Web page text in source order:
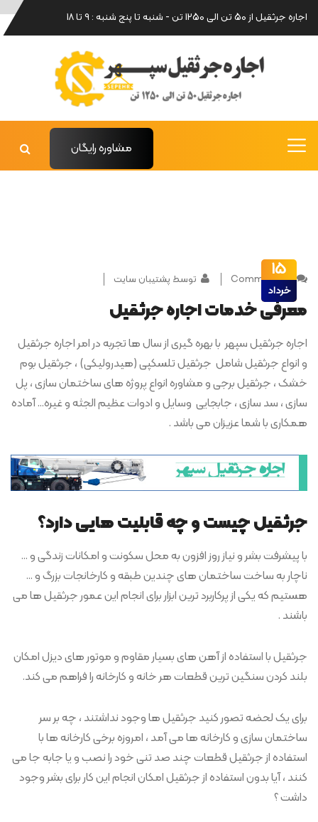
اجاره جرثقیل از 50 تن الی 1250 تن - شنبه تا پنج شنبه : 9 تا 18
مشاوره رایگان
15
خرداد
0 Comments توسط پشتیبان سایت
معرفی خدمات اجاره جرثقیل
اجاره جرثقیل سپهر با بهره گیری از سال ها تجربه در امر اجاره جرثقیل
و انواع جرثقیل شامل جرثقیل تلسکپی (هیدرولیکی) ، جرثقیل بوم
خشک ، جرثقیل برجی و مشاوره انواع پروژه های ساختمان سازی ، پل
سازی ، سد سازی ، جابجایی وسایل و ادوات عظیم الجثه و غیره… آماده
همکاری با شما عزیزان می باشد .
جرثقیل چیست و چه قابلیت هایی دارد؟
با پیشرفت بشر و نیاز روز افزون به محل سکونت و امکانات زندگی و …
ناچار به ساخت ساختمان های چندین طبقه و کارخانجات بزرگ و …
هستیم که یکی از پرکاربرد ترین ابزار برای انجام این عمور جرثقیل ها می
باشند .
جرثقیل با استفاده از آهن های بسیار مقاوم و موتور های دیزل امکان
بلند کردن سنگین ترین قطعات هر خانه و کارخانه را فراهم می کند.
برای یک لحضه تصور کنید جرثقیل ها وجود نداشتند ، چه بر سر
ساختمان سازی و کارخانه ها می آمد ، امروزه برخی کارخانه ها با
استفاده از جرثقیل قطعات چند صد تنی خود را نصب و یا جابه جا می
کنند ، آیا بدون استفاده از جرثقیل امکان انجام این کار برای بشر وجود
داشت ؟